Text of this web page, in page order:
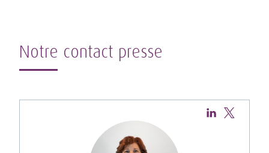
Notre contact presse